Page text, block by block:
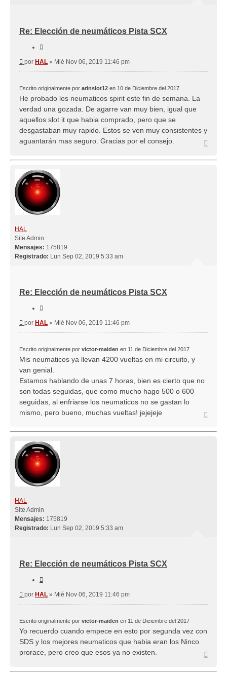
Re: Elección de neumáticos Pista SCX
Mensaje
por HAL » Mié Nov 06, 2019 11:46 pm
Escrito originalmente por arinslot12 en 10 de Diciembre del 2017
He probado los neumaticos spirit este fin de semana. La
verdad una gozada. De agarre van muy bien, igual que
aquellos slot it que habia comprado, pero que se
desgastaban muy rapido. Estos se ven muy consistentes y
aguantarán mas seguro. Gracias por el consejo.
HAL
Site Admin
Mensajes: 175819
Registrado: Lun Sep 02, 2019 5:33 am
Re: Elección de neumáticos Pista SCX
Mensaje
por HAL » Mié Nov 06, 2019 11:46 pm
Escrito originalmente por victor-maiden en 11 de Diciembre del 2017
Mis neumaticos ya llevan 4200 vueltas en mi circuito, y
van genial.
Estamos hablando de unas 7 horas, bien es cierto que no
son todas seguidas, que como mucho hago 500 o 600
seguidas, al enfriarse los neumaticos no se gastan lo
mismo, pero bueno, muchas vueltas! jejejeje
HAL
Site Admin
Mensajes: 175819
Registrado: Lun Sep 02, 2019 5:33 am
Re: Elección de neumáticos Pista SCX
Mensaje
por HAL » Mié Nov 06, 2019 11:46 pm
Escrito originalmente por victor-maiden en 11 de Diciembre del 2017
Yo recuerdo cuando empece en esto por segunda vez con
SDS y los mejores neumaticos que habia eran los Ninco
prorace, pero creo que esos ya no existen.